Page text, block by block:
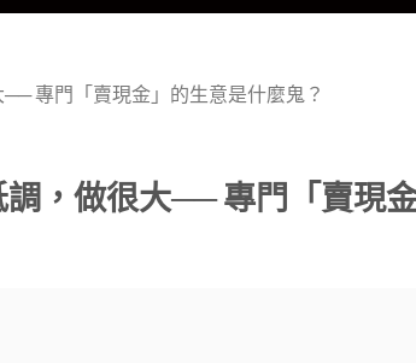
專門「賣現金」的生意是什麼鬼？
，做很大── 專門「賣現